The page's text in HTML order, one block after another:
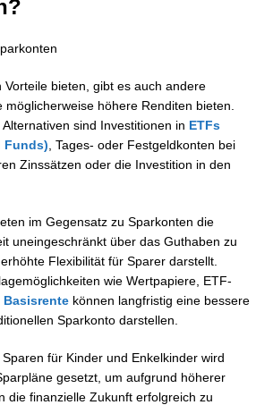
Vorteile bieten, gibt es auch andere
möglicherweise höhere Renditen bieten.
sind Investitionen in ETFs
Funds) , Tages- oder Festgeldkonten bei
Zinssätzen oder die Investition in den
im Gegensatz zu Sparkonten die
uneingeschränkt über das Guthaben zu
Flexibilität für Sparer darstellt.
wie Wertpapiere, ETF-
Basisrente können langfristig eine bessere
Sparkonto darstellen.
für Kinder und Enkelkinder wird
gesetzt, um aufgrund höherer
die finanzielle Zukunft erfolgreich zu